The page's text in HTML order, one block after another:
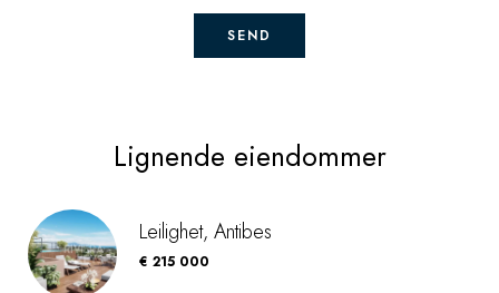
SEND
Lignende eiendommer
Leilighet, Antibes
€ 215 000